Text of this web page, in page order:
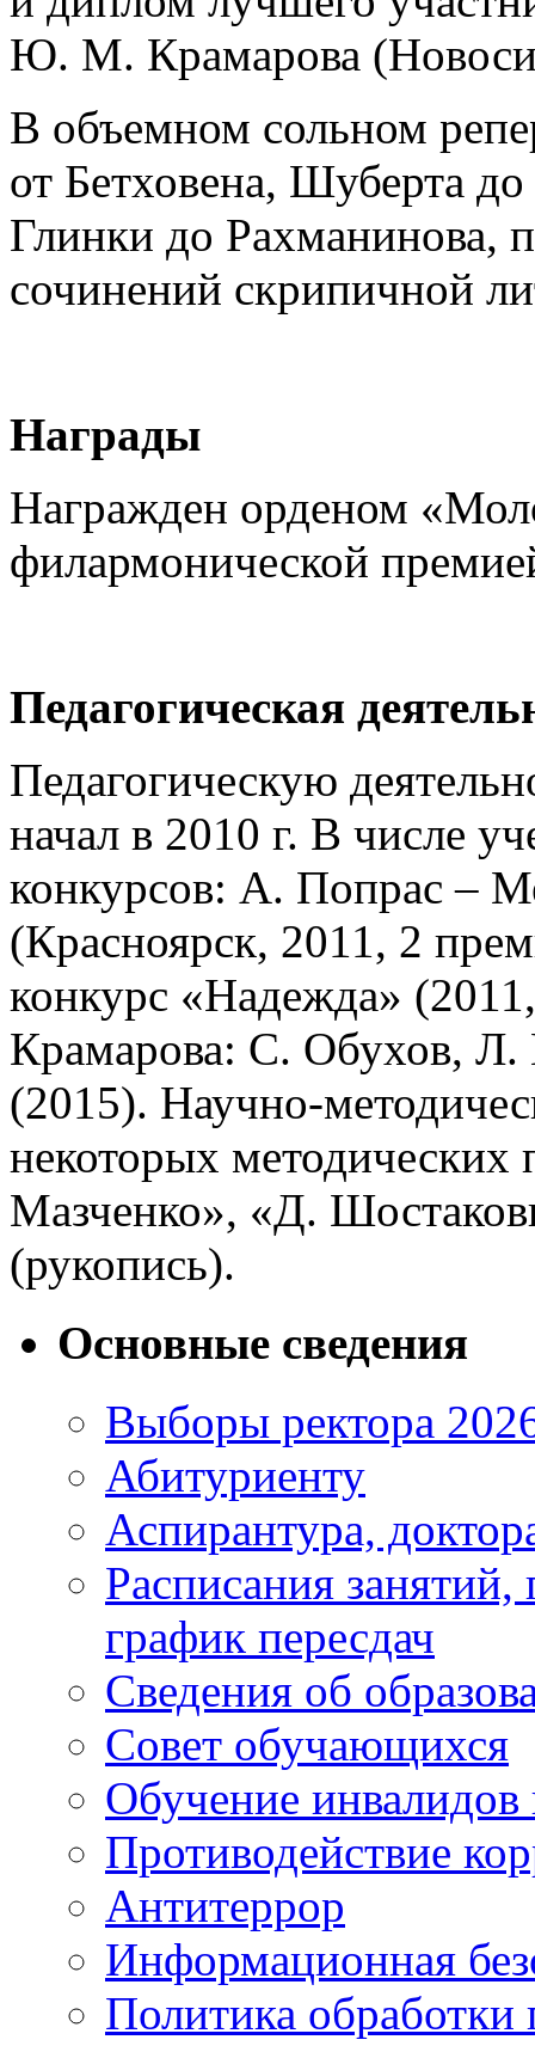
Ю. М. Крамарова
В объемном сольном
от Бетховена, Шуберта
Глинки до Рахманинова,
сочинений скрипичной
Награды
Награжден орденом
филармонической
Педагогическая
Педагогическую
начал в 2010 г. В числе
конкурсов: А. Попрас –
(Красноярск, 2011, 2
конкурс «Надежда»
Крамарова: С. Обухов, Л.
(2015). Научно-
некоторых
Мазченко», «Д.
(рукопись).
Основные сведения
Выборы ректора
Абитуриенту
Аспирантура,
Расписания
график пересдач
Сведения об
Совет обучающихся
Обучение
Противодействие
Антитеррор
Информационная
Политика